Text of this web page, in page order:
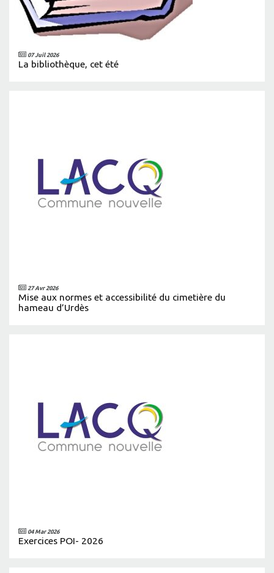
07 Juil 2026
La bibliothèque, cet été
27 Avr 2026
Mise aux normes et accessibilité du cimetière du
hameau d’Urdès
04 Mar 2026
Exercices POI- 2026